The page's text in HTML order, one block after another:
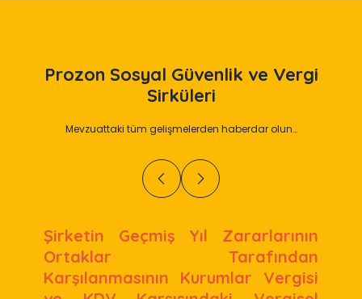
Prozon Sosyal Güvenlik ve Vergi
Sirküleri
Mevzuattaki tüm gelişmelerden haberdar olun…
Zararlarının
Kurumlar Vergisi
90 Seri No.lu Emlak
Genel Tebliği
Emlak